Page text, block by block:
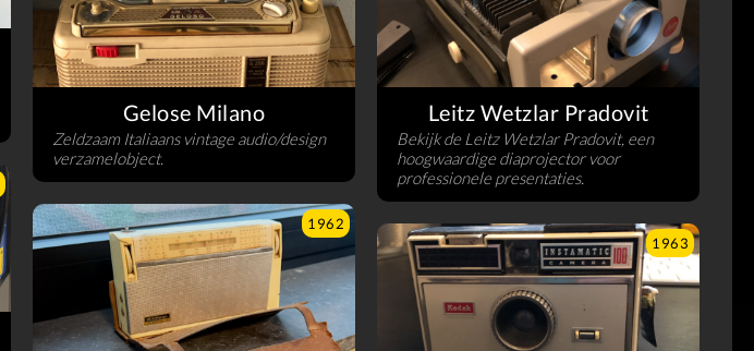
Gelose Milano
Zeldzaam Italiaans vintage audio/design
verzamelobject.
Leitz Wetzlar Pradovit
Bekijk de Leitz Wetzlar Pradovit, een
hoogwaardige diaprojector voor
professionele presentaties.
1962
1963